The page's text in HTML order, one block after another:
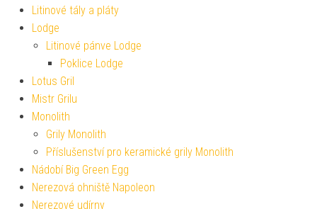
Litinové tály a pláty
Lodge
Litinové pánve Lodge
Poklice Lodge
Lotus Gril
Mistr Grilu
Monolith
Grily Monolith
Příslušenství pro keramické grily Monolith
Nádobí Big Green Egg
Nerezová ohniště Napoleon
Nerezové udírny